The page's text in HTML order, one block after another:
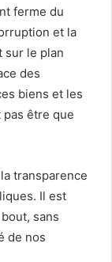
ferme du
et la
sur le plan
des
biens et les
être que
transparence
Il est
sans
de nos